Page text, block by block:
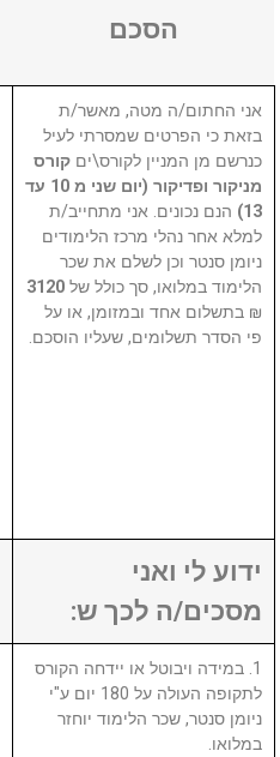
הסכם
אני החתום/ה מטה, מאשר/ת
בזאת כי הפרטים שמסרתי לעיל
כנרשם מן המניין לקורס\ים קורס
מניקור ופדיקור (יום שני מ 10 עד
13)
הנם נכונים. אני מתחייב/ת
למלא אחר נהלי מרכז הלימודים
ניומן סנטר וכן לשלם את שכר
הלימוד במלואו, סך כולל של 3120
₪ בתשלום אחד ובמזומן, או על
פי הסדר תשלומים, שעליו הוסכם.
ידוע לי ואני
מסכים/ה לכך ש:
1. במידה ויבוטל או יידחה הקורס
לתקופה העולה על 180 יום ע"י
ניומן סנטר, שכר הלימוד יוחזר
במלואו.